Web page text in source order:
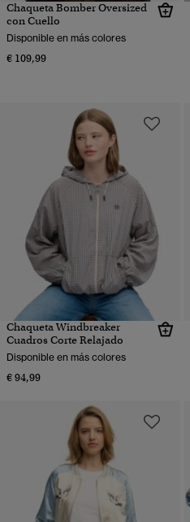
Chaqueta Bomber Oversized
con Cuello
Disponible en más colores
€ 109,99
Chaqueta Windbreaker
Cuadros Corte Relajado
Disponible en más colores
€ 94,99